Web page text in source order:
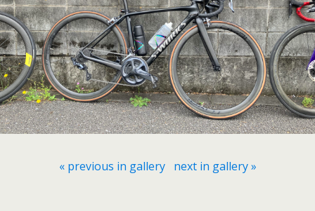
« previous in gallery next in gallery »